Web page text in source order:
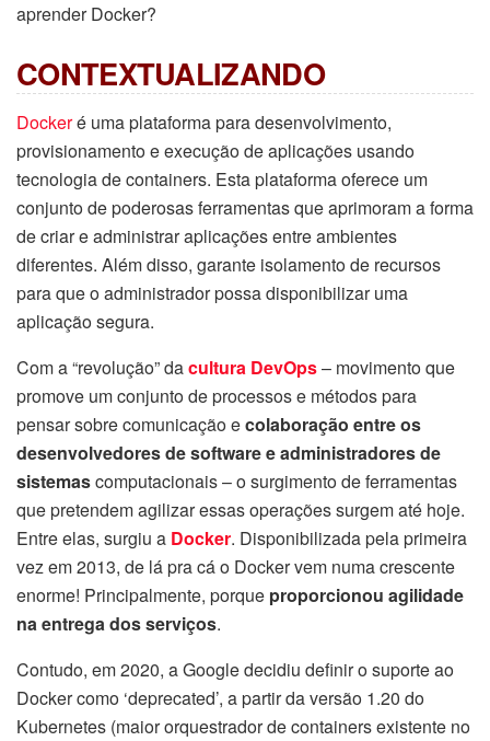
aprender Docker?
CONTEXTUALIZANDO
Dockeré uma plataforma para desenvolvimento,
provisionamento e execução de aplicações usando
tecnologia de containers. Esta plataforma oferece um
conjunto de poderosas ferramentas que aprimoram a forma
de criar e administrar aplicações entre ambientes
diferentes. Além disso, garante isolamento de recursos
para que o administrador possa disponibilizar uma
aplicação segura.
Com a “revolução” dacultura DevOps– movimento que
promove um conjunto de processos e métodos para
pensar sobre comunicação ecolaboração entre os
desenvolvedores de software e administradores de
sistemascomputacionais – o surgimento de ferramentas
que pretendem agilizar essas operações surgem até hoje.
Entre elas, surgiu a Docker. Disponibilizada pela primeira
vez em 2013, de lá pra cá o Docker vem numa crescente
enorme! Principalmente, porque proporcionou agilidade
na entrega dos serviços.
Contudo, em 2020, a Google decidiu definir o suporte ao
Docker como ‘deprecated’, a partir da versão 1.20 do
Kubernetes (maior orquestrador de containers existente no